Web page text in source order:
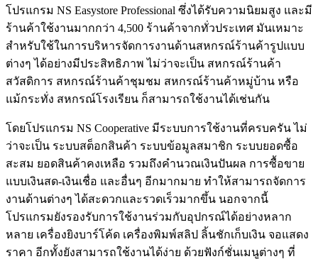
โปรแกรม NS Easystore Professional ซึ่งได้รับความนิยมสูง และมี
ร้านค้าใช้งานมากกว่า 4,500 ร้านค้าจากทั่วประเทศ มันเหมาะ
สำหรับใช้ในการบริหารจัดการงานด้านสหกรณ์ร้านค้ารูปแบบ
ต่างๆ ได้อย่างมีประสิทธิภาพ ไม่ว่าจะเป็น สหกรณ์ร้านค้า
สวัสดิการ สหกรณ์ร้านค้าชุมชม สหกรณ์ร้านค้าหมู่บ้าน หรือ
แม้กระทั่ง สหกรณ์โรงเรียน ก็สามารถใช้งานได้เช่นกัน
โดยโปรแกรม NS Cooperative มีระบบการใช้งานที่ครบครัน ไม่
ว่าจะเป็น ระบบสต็อกสินค้า ระบบข้อมูลสมาชิก ระบบยอดซื้อ
สะสม ยอดสินค้าคงเหลือ รวมถึงคำนวณเงินปันผล การซื้อขาย
แบบเงินสด-เงินเชื่อ และอื่นๆ อีกมากมาย ทำให้สามารถจัดการ
งานด้านต่างๆ ได้สะดวกและรวดเร็วมากขึ้น นอกจากนี้
โปรแกรมยังรองรับการใช้งานร่วมกับอุปกรณ์ได้อย่างหลาก
หลาย เครื่องยิงบาร์โค้ด เครื่องพิมพ์สลิป ลิ้นชักเก็บเงิน จอแสดง
ราคา อีกทั้งยังสามารถใช้งานได้ง่าย ด้วยฟังก์ชั่นเมนูต่างๆ ที่